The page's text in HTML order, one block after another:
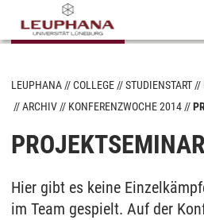
LEUPHANA COLLEGE STUDIENSTART
ARCHIV
KONFERENZWOCHE 2014
Hier gibt es keine
im Team gespielt. Auf der